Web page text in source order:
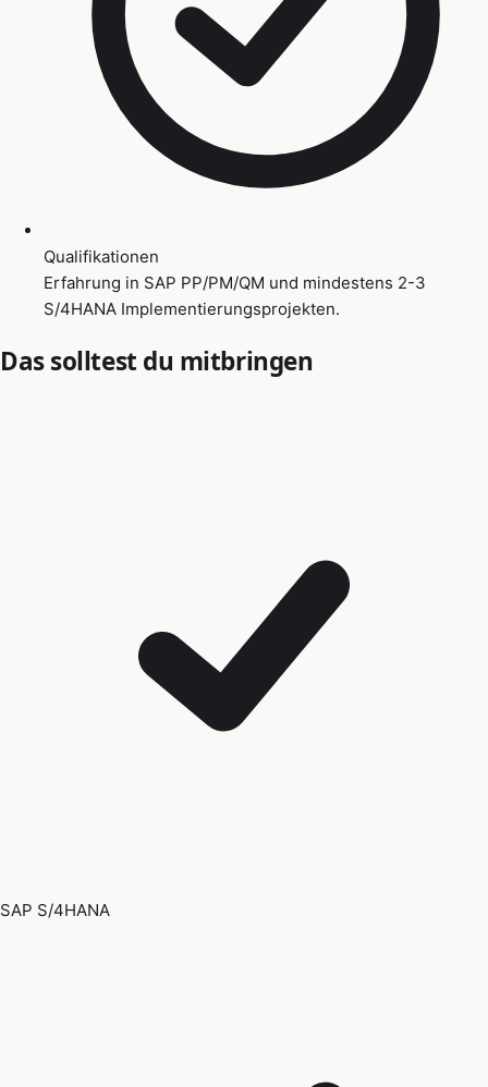
Qualifikationen
Erfahrung in SAP PP/PM/QM und mindestens 2-3
S/4HANA Implementierungsprojekten.
Das solltest du mitbringen
SAP S/4HANA